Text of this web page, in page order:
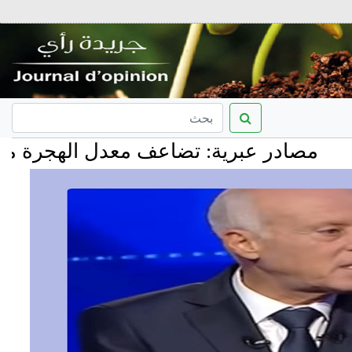
عبرية: تضاعف معدل الهجرة من